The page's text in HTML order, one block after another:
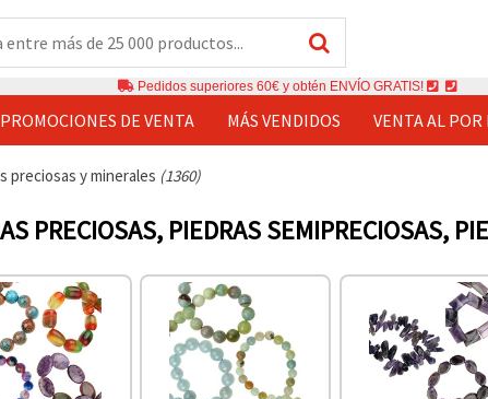
Pedidos superiores 60€ y obtén ENVÍO GRATIS!
PROMOCIONES DE VENTA MÁS VENDIDOS VENTA AL POR
preciosas y minerales (1360)
PRECIOSAS, PIEDRAS SEMIPRECIOSAS,